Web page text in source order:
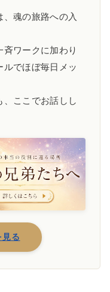
魂の旅路への入
斉ワークに加わり
ルでほぼ毎日メッ
、ここでお話しし
見る